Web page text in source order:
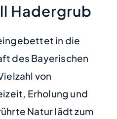
Hadergrub
in die
des Bayerischen
von
Erholung und
Natur lädt zum